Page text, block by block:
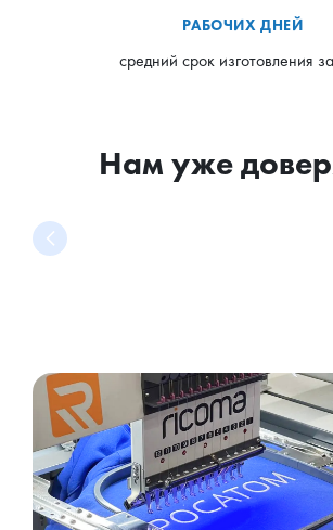
РАБОЧИХ ДНЕЙ
средний срок изготовления
Нам уже